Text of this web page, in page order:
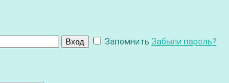
Вход Запомнить Забыли пароль?